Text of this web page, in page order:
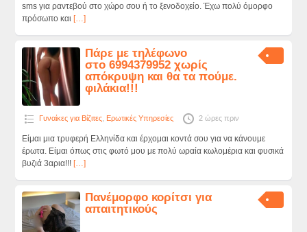
sms για ραντεβού στο χώρο σου ή το ξενοδοχείο. Έχω πολύ όμορφο
πρόσωπο και […]
Πάρε με τηλέφωνο
στο 6994379952 χωρίς
απόκρυψη και θα τα πούμε.
φιλάκια!!!
Γυναίκες για Βίζιτες, Ερωτικές Υπηρεσίες 2 ώρες πριν
Είμαι μια τρυφερή Ελληνίδα και έρχομαι κοντά σου για να κάνουμε
έρωτα. Είμαι όπως στις φωτό μου με πολύ ωραία κωλομέρια και φυσικά
βυζιά 3αρια!!! […]
Πανέμορφο κορίτσι για
απαιτητικούς